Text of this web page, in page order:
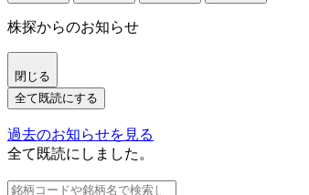
株探からのお知らせ
閉じる
全て既読にする
過去のお知らせを見る
全て既読にしました。